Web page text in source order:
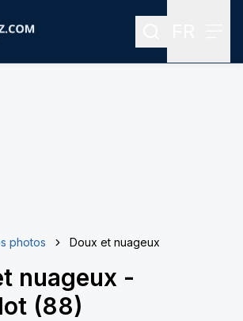
Rechercher
photos Doux et nuageux
nuageux -
(88)